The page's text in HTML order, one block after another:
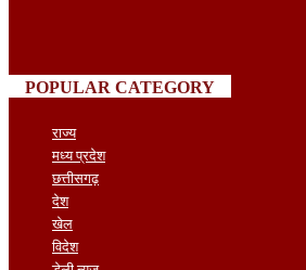
POPULAR CATEGORY
राज्य
मध्य प्रदेश
छत्तीसगढ़
देश
खेल
विदेश